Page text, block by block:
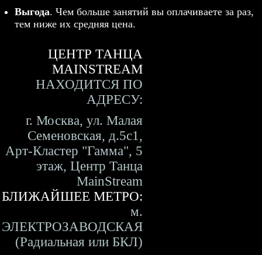
Выгода. Чем больше занятий вы оплачиваете за раз,
тем ниже их средняя цена.
ЦЕНТР ТАНЦА
MAINSTREAM
НАХОДИТСЯ ПО
АДРЕСУ:
г. Москва, ул. Малая
Семеновская, д.5с1,
Арт-Кластер "Гамма", 5
этаж, Центр Танца
MainStream
БЛИЖАЙШЕЕ МЕТРО:
м.
ЭЛЕКТРОЗАВОДСКАЯ
(Радиальная или БКЛ)